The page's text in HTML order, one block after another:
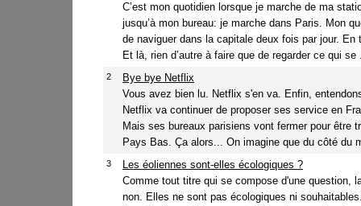
C’est mon quotidien lorsque je marche de ma
jusqu’à mon bureau: je marche dans Paris. Mon
de naviguer dans la capitale deux fois par jour. En
Et là, rien d’autre à faire que de regarder ce qui se
2
Bye bye Netflix
Vous avez bien lu. Netflix s'en va. Enfin,
Netflix va continuer de proposer ses service en
Mais ses bureaux parisiens vont fermer pour être
Pays Bas. Ça alors... On imagine que du côté du
3
Les éoliennes sont-elles écologiques ?
Comme tout titre qui se compose d'une question,
non. Elles ne sont pas écologiques ni